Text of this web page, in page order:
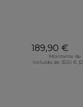
189,90 €
Montante de
incluído de 35,51 €